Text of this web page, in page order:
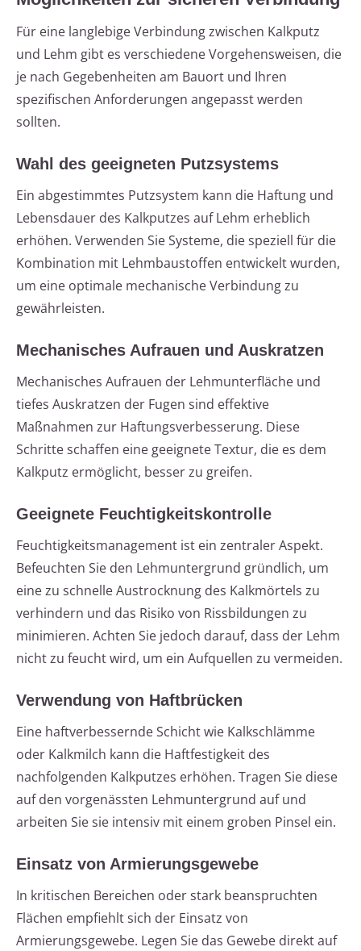
Für eine langlebige Verbindung zwischen Kalkputz
und Lehm gibt es verschiedene Vorgehensweisen, die
je nach Gegebenheiten am Bauort und Ihren
spezifischen Anforderungen angepasst werden
sollten.
Wahl des geeigneten Putzsystems
Ein abgestimmtes Putzsystem kann die Haftung und
Lebensdauer des Kalkputzes auf Lehm erheblich
erhöhen. Verwenden Sie Systeme, die speziell für die
Kombination mit Lehmbaustoffen entwickelt wurden,
um eine optimale mechanische Verbindung zu
gewährleisten.
Mechanisches Aufrauen und Auskratzen
Mechanisches Aufrauen der Lehmunterfläche und
tiefes Auskratzen der Fugen sind effektive
Maßnahmen zur Haftungsverbesserung. Diese
Schritte schaffen eine geeignete Textur, die es dem
Kalkputz ermöglicht, besser zu greifen.
Geeignete Feuchtigkeitskontrolle
Feuchtigkeitsmanagement ist ein zentraler Aspekt.
Befeuchten Sie den Lehmuntergrund gründlich, um
eine zu schnelle Austrocknung des Kalkmörtels zu
verhindern und das Risiko von Rissbildungen zu
minimieren. Achten Sie jedoch darauf, dass der Lehm
nicht zu feucht wird, um ein Aufquellen zu vermeiden.
Verwendung von Haftbrücken
Eine haftverbessernde Schicht wie Kalkschlämme
oder Kalkmilch kann die Haftfestigkeit des
nachfolgenden Kalkputzes erhöhen. Tragen Sie diese
auf den vorgenässten Lehmuntergrund auf und
arbeiten Sie sie intensiv mit einem groben Pinsel ein.
Einsatz von Armierungsgewebe
In kritischen Bereichen oder stark beanspruchten
Flächen empfiehlt sich der Einsatz von
Armierungsgewebe. Legen Sie das Gewebe direkt auf